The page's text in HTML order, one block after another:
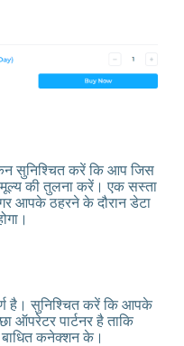
सुनिश्चित करें कि आप जिस
मूल्य की तुलना करें। एक सस्ता
आपके ठहरने के दौरान डेटा
है। सुनिश्चित करें कि आपके
ऑपरेटर पार्टनर है ताकि
बाधित कनेक्शन के।